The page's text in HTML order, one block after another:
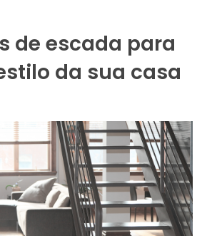
de escada para
da sua casa